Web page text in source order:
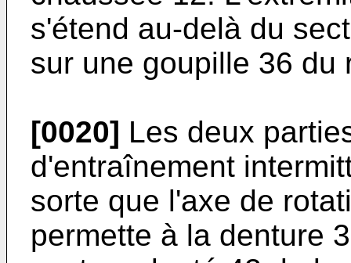
s'étend au-delà du
sur une goupille 36 du
[0020] Les deux
d'entraînement
sorte que l'axe de
permette à la denture